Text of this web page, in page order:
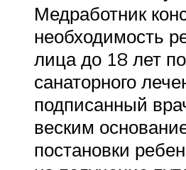
Медработник
необходимость
лица до 18 лет
санаторного
подписанный
веским
постановки